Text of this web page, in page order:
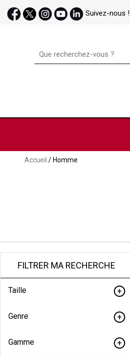
Suivez-nous !
Accueil / Homme
FILTRER MA RECHERCHE
Taille
Genre
Gamme